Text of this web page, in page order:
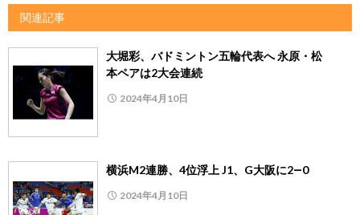
関連記事
大堀彩、バドミントン五輪代表へ 永原・松
本ペアは2大会連続
2024年4月10日
横浜M2連勝、4位浮上 J1、G大阪に2―0
2024年4月10日